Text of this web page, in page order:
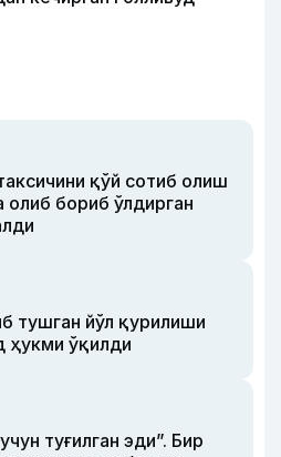
қўй сотиб олиш
олиб бориб ўлдирган
тушган йўл қурилиши
ҳукми ўқилди
туғилган эди”. Бир